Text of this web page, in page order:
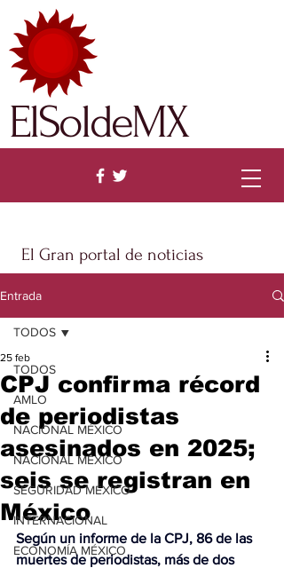
El Gran portal de noticias
ElSoldeMX
Entrada
TODOS
AMLO
NACIONAL MÉXICO
NACIONAL MÉXICO
SEGURIDAD MÉXICO
INTERNACIONAL
ECONOMÍA MÉXICO
TODOS
CPJ confirma récord
de periodistas
asesinados en 2025;
seis se registran en
México
25 feb
Según un informe de la CPJ, 86 de las
muertes de periodistas, más de dos